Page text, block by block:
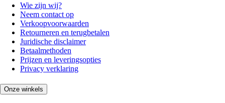
Wie zijn wij?
Neem contact op
Verkoopvoorwaarden
Retourneren en terugbetalen
Juridische disclaimer
Betaalmethoden
Prijzen en leveringsopties
Privacy verklaring
Onze winkels